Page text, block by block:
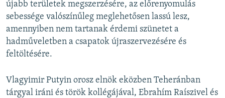
újabb területek megszerzésére, az előrenyomulás
sebessége valószínűleg meglehetősen lassú lesz,
amennyiben nem tartanak érdemi szünetet a
hadműveletben a csapatok újraszervezésére és
feltöltésére.
Vlagyimir Putyin orosz elnök eközben Teheránban
tárgyal iráni és török kollégájával, Ebrahím Raíszivel és